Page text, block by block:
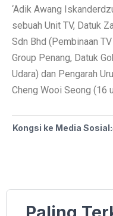
‘Adik Awang
sebuah Unit TV, Datuk
Sdn Bhd (Pembinaan
Group Penang, Datuk
Udara) dan Pengarah
Cheng Wooi Seong (16
Kongsi ke Media Sosial: